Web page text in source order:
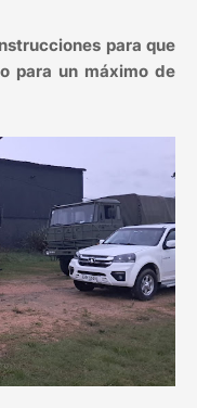
para que
para un máximo de